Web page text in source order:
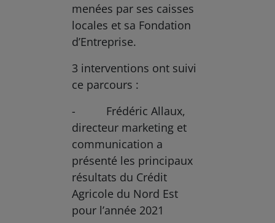
menées par ses caisses
locales et sa Fondation
d’Entreprise.
3 interventions ont suivi
ce parcours :
- Frédéric Allaux,
directeur marketing et
communication a
présenté les principaux
résultats du Crédit
Agricole du Nord Est
pour l’année 2021